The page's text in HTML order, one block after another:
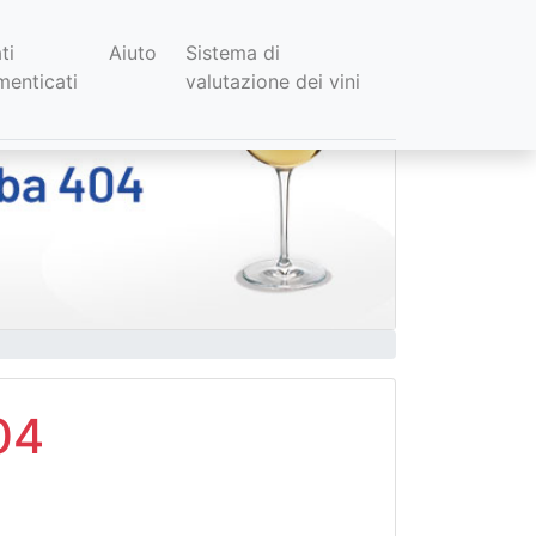
Aiuto
Sistema di
valutazione dei vini